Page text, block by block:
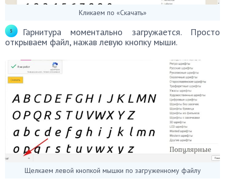
Кликаем по «Скачать»
Гарнитура моментально загружается. Просто
открываем файл, нажав левую кнопку мыши.
Щелкаем левой кнопкой мышки по загруженному файлу